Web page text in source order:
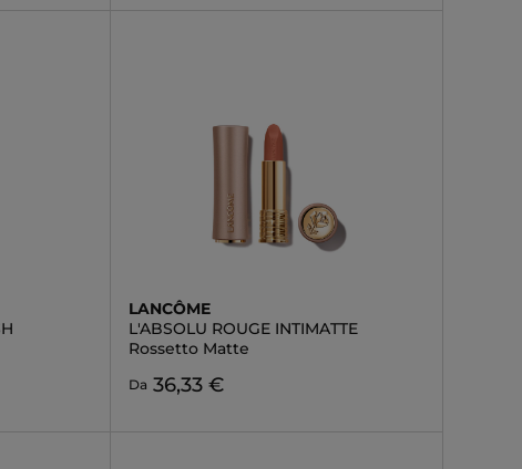
LANCÔME
L'ABSOLU ROUGE INTIMATTE
Rossetto Matte
Da 36,33 €